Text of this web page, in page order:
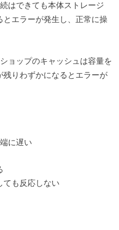
はできても本体ストレージ
とエラーが発生し、正常に操
ョップのキャッシュは容量を
りわずかになるとエラーが
に遅い
ても反応しない